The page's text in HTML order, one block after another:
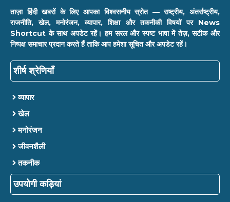
ताज़ा हिंदी खबरों के लिए आपका विश्वसनीय स्रोत — राष्ट्रीय, अंतर्राष्ट्रीय,
राजनीति, खेल, मनोरंजन, व्यापार, शिक्षा और तकनीकी विषयों पर News
Shortcut के साथ अपडेट रहें। हम सरल और स्पष्ट भाषा में तेज़, सटीक और
निष्पक्ष समाचार प्रदान करते हैं ताकि आप हमेशा सूचित और अपडेट रहें।
शीर्ष श्रेणियाँ
व्यापार
खेल
मनोरंजन
जीवनशैली
तकनीक
उपयोगी कड़ियां